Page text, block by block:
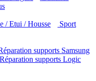
cigare
/ Etui / Housse
Réparation supports Samsung